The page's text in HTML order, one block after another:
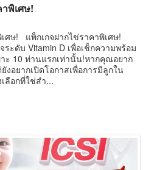
พิเศษ!
ศษ! แพ็กเกจฝากไข่ราคาพิเศษ!
ระดับ Vitamin D เพื่อเช็กความพร้อม
ะ 10 ท่านแรกเท่านั้น!หากคุณอยาก
งอยากเปิดโอกาสเพื่อการมีลูกใน
ลือกที่ใช่สำ...